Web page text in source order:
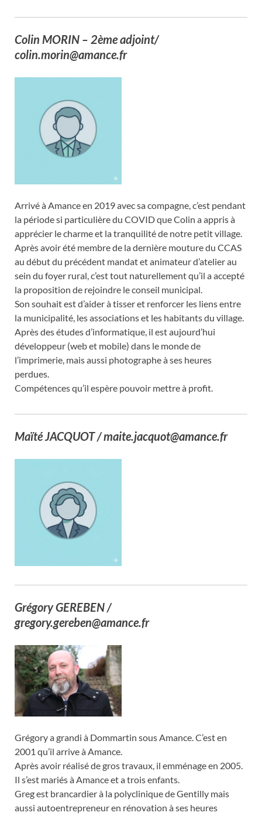
Colin MORIN – 2ème adjoint/
colin.morin@amance.fr
Arrivé à Amance en 2019 avec sa compagne, c’est pendant
la période si particulière du COVID que Colin a appris à
apprécier le charme et la tranquilité de notre petit village.
Après avoir été membre de la dernière mouture du CCAS
au début du précédent mandat et animateur d’atelier au
sein du foyer rural, c’est tout naturellement qu’il a accepté
la proposition de rejoindre le conseil municipal.
Son souhait est d’aider à tisser et renforcer les liens entre
la municipalité, les associations et les habitants du village.
Après des études d’informatique, il est aujourd’hui
développeur (web et mobile) dans le monde de
l’imprimerie, mais aussi photographe à ses heures
perdues.
Compétences qu’il espère pouvoir mettre à profit.
Maïté JACQUOT / maite.jacquot@amance.fr
Grégory GEREBEN /
gregory.gereben@amance.fr
Grégory a grandi à Dommartin sous Amance. C’est en
2001 qu’il arrive à Amance.
Après avoir réalisé de gros travaux, il emménage en 2005.
Il s’est mariés à Amance et a trois enfants.
Greg est brancardier à la polyclinique de Gentilly mais
aussi autoentrepreneur en rénovation à ses heures